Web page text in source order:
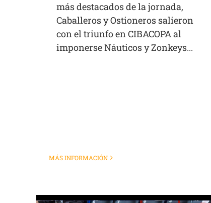
más destacados de la jornada,
Caballeros y Ostioneros salieron
con el triunfo en CIBACOPA al
imponerse Náuticos y Zonkeys...
MÁS INFORMACIÓN